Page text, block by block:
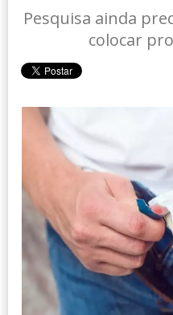
Pesquisa ainda
colocar